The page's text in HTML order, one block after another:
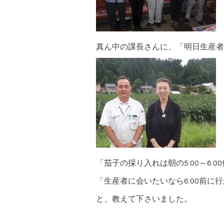
真ん中の課長さんに、「明日生産
「茄子の採り入れは朝の5:00～
「生産者に会いたいなら6:00前に
と、教えて下さいました。